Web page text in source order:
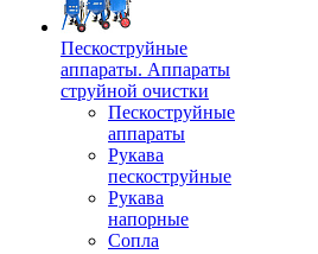
Пескоструйные
аппараты. Аппараты
струйной очистки
Пескоструйные
аппараты
Рукава
пескоструйные
Рукава
напорные
Сопла